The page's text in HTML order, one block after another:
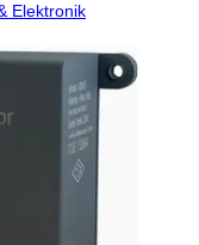
Elektronik